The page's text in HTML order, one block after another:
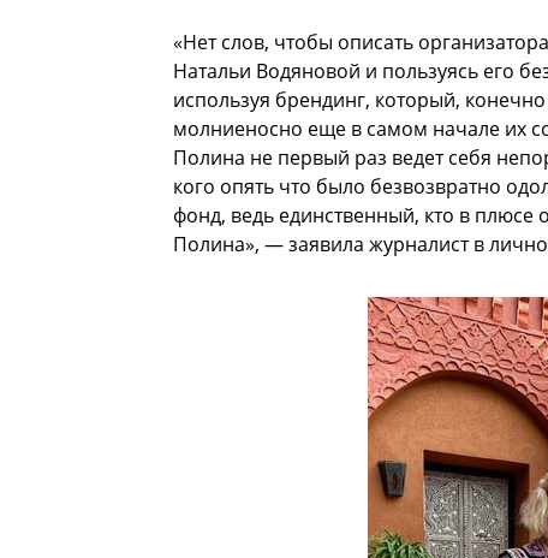
«Нет слов, чтобы описать
Натальи Водяновой и пользуясь его
используя брендинг, который,
молниеносно еще в самом начале их
Полина не первый раз ведет себя
кого опять что было безвозвратно
фонд, ведь единственный, кто в
Полина», — заявила журналист в